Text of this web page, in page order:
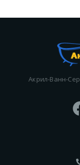
Акрил-Ванн-